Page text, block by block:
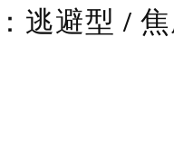
逃避型 /